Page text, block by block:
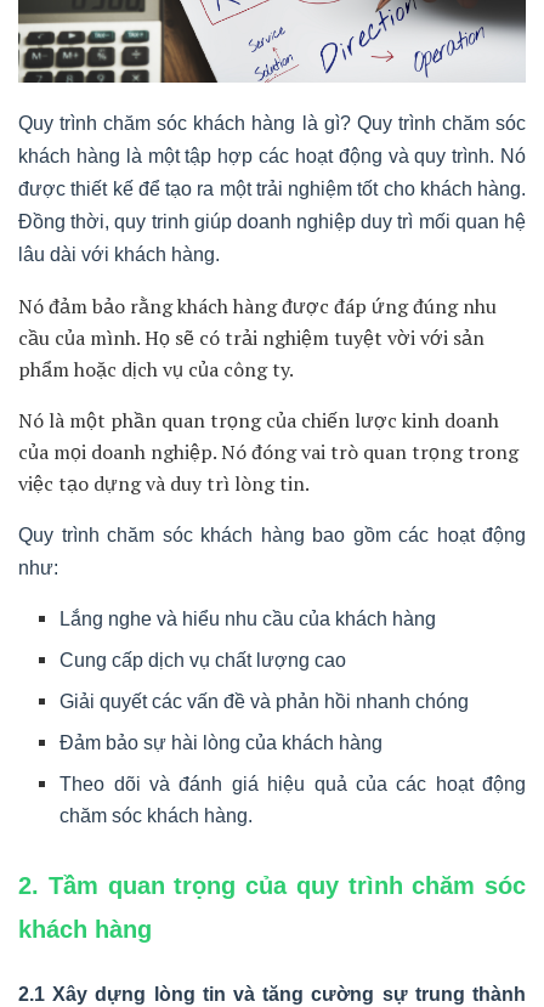
Quy trình chăm sóc khách hàng là gì? Quy trình chăm sóc
khách hàng là một tập hợp các hoạt động và quy trình. Nó
được thiết kế để tạo ra một trải nghiệm tốt cho khách hàng.
Đồng thời, quy trinh giúp doanh nghiệp duy trì mối quan hệ
lâu dài với khách hàng.
Nó đảm bảo rằng khách hàng được đáp ứng đúng nhu
cầu của mình. Họ sẽ có trải nghiệm tuyệt vời với sản
phẩm hoặc dịch vụ của công ty.
Nó là một phần quan trọng của chiến lược kinh doanh
của mọi doanh nghiệp. Nó đóng vai trò quan trọng trong
việc tạo dựng và duy trì lòng tin.
Quy trình chăm sóc khách hàng bao gồm các hoạt động
như:
Lắng nghe và hiểu nhu cầu của khách hàng
Cung cấp dịch vụ chất lượng cao
Giải quyết các vấn đề và phản hồi nhanh chóng
Đảm bảo sự hài lòng của khách hàng
Theo dõi và đánh giá hiệu quả của các hoạt động
chăm sóc khách hàng.
2. Tầm quan trọng của quy trình chăm sóc
khách hàng
2.1 Xây dựng lòng tin và tăng cường sự trung thành